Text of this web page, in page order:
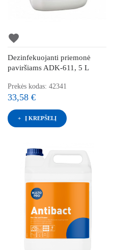
favorite
Dezinfekuojanti priemonė
paviršiams ADK-611, 5 L
Prekės kodas: 42341
33,58 €
Į KREPŠELĮ